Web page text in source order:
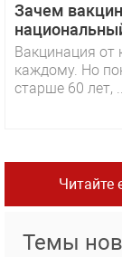
Зачем
Вакцинация от
каждому. Но
старше 60 лет,
Читайте
Темы